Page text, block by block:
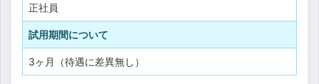
正社員
試用期間について
3ヶ月（待遇に差異無し）